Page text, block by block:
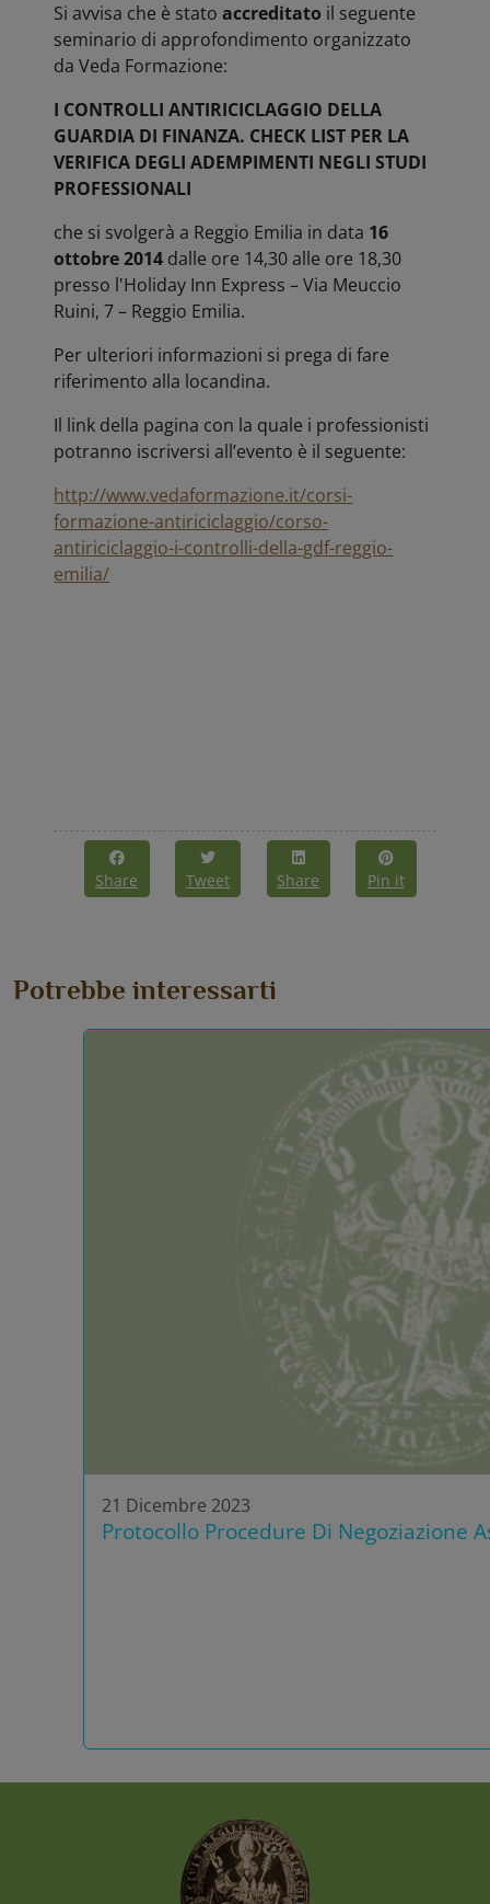
Si avvisa che è statoaccreditato il seguente
seminario di approfondimento organizzato
da Veda Formazione:
I CONTROLLI ANTIRICICLAGGIO DELLA
GUARDIA DI FINANZA. CHECK LIST PER LA
VERIFICA DEGLI ADEMPIMENTI NEGLI STUDI
PROFESSIONALI
che si svolgerà a Reggio Emilia in data 16
ottobre 2014 dalle ore 14,30 alle ore 18,30
presso l'Holiday Inn Express – Via Meuccio
Ruini, 7 – Reggio Emilia.
Per ulteriori informazioni si prega di fare
riferimento alla locandina.
Il link della pagina con la quale i professionisti
potranno iscriversi all’evento è il seguente:
http://www.vedaformazione.it/corsi-
formazione-antiriciclaggio/corso-
antiriciclaggio-i-controlli-della-gdf-reggio-
emilia/
Share Tweet Share Pin it
Potrebbe interessarti
21 Dicembre 2023
Protocollo Procedure Di Negoziazione